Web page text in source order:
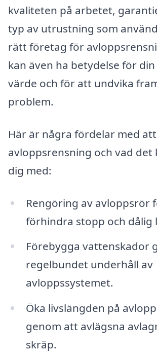
kvaliteten på arbetet,
typ av utrustning som
rätt företag för
kan även ha betydelse för
värde och för att undvika
problem.
Här är några fördelar med
avloppsrensning och vad det
dig med:
Rengöring av avloppsrör
förhindra stopp och dålig
Förebygga vattenskador
regelbundet underhåll av
avloppssystemet.
Öka livslängden på
genom att avlägsna
skräp.